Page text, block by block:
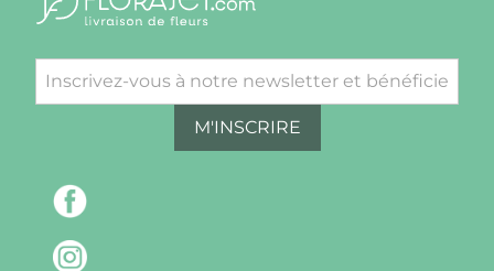
M'INSCRIRE